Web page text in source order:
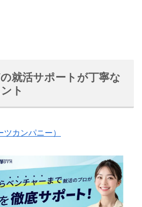
就活サポートが丁寧な
ト
カンパニー）